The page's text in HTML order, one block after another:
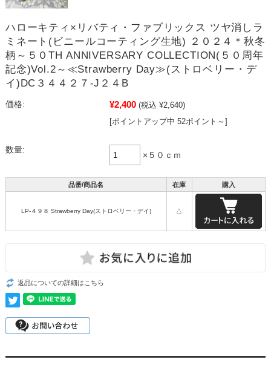
ハローキティ×リバティ・ファブリックス ツヤ消しラ
ミネート(ビニールコーティング生地) ２０２４＊秋冬
柄～５０TH ANNIVERSARY COLLECTION(５０周年
記念)Vol.2～≪Strawberry Day≫(ストロベリー・デ
イ)DC３４４２７-J２４B
価格: ¥2,400 (税込 ¥2,640)
[ポイントアップ中 52ポイント～]
数量:
×５０ｃｍ
品番/商品名 在庫 購入
LP-４９８ Strawberry Day(ストロベリー・デイ) △
返品についての詳細はこちら